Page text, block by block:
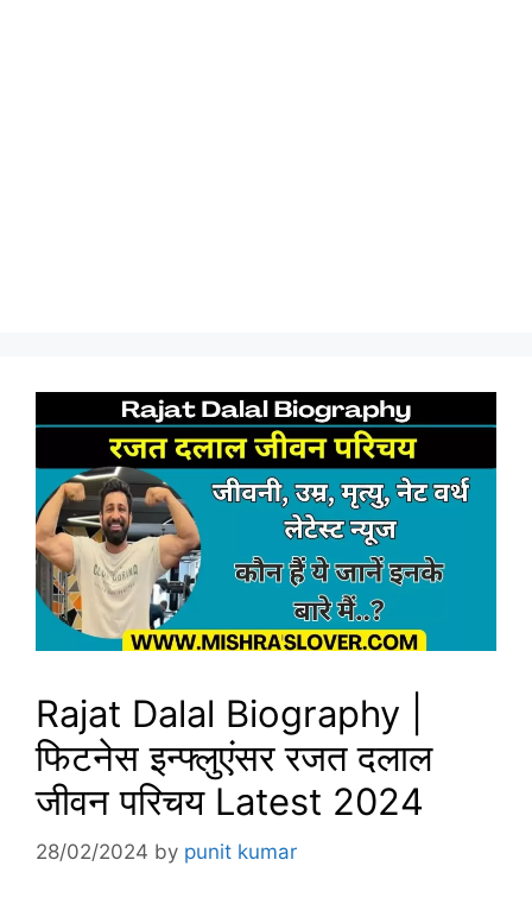
Rajat Dalal Biography |
फिटनेस इन्फ्लुएंसर रजत दलाल
जीवन परिचय Latest 2024
28/02/2024 by punit kumar